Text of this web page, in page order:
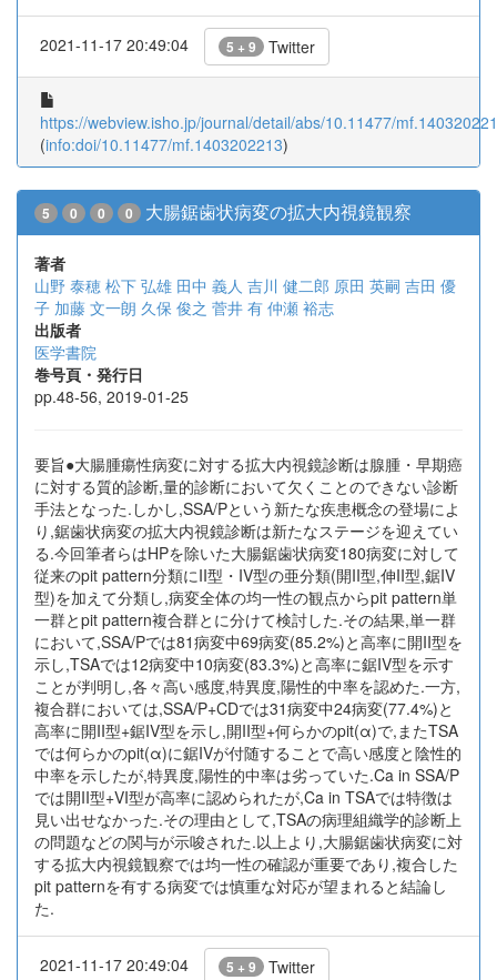
2021-11-17 20:49:04 5 + 9 Twitter
https://webview.isho.jp/journal/detail/abs/10.11477/
(info:doi/10.11477/mf.1403202213)
5 0 0 0 大腸鋸歯状病変の拡大内視鏡観察
著者
山野 泰穂 松下 弘雄 田中 義人 吉川 健二郎 原田 英嗣 吉田 優
子 加藤 文一朗 久保 俊之 菅井 有 仲瀬 裕志
出版者
医学書院
巻号頁・発行日
pp.48-56, 2019-01-25
要旨●大腸腫瘍性病変に対する拡大内視鏡診断は腺腫・早期癌
に対する質的診断,量的診断において欠くことのできない診断
手法となった.しかし,SSA/Pという新たな疾患概念の登場によ
り,鋸歯状病変の拡大内視鏡診断は新たなステージを迎えてい
る.今回筆者らはHPを除いた大腸鋸歯状病変180病変に対して
従来のpit pattern分類にII型・IV型の亜分類(開II型,伸II型,鋸IV
型)を加えて分類し,病変全体の均一性の観点からpit pattern単
一群とpit pattern複合群とに分けて検討した.その結果,単一群
において,SSA/Pでは81病変中69病変(85.2%)と高率に開II型を
示し,TSAでは12病変中10病変(83.3%)と高率に鋸IV型を示す
ことが判明し,各々高い感度,特異度,陽性的中率を認めた.一方,
複合群においては,SSA/P+CDでは31病変中24病変(77.4%)と
高率に開II型+鋸IV型を示し,開II型+何らかのpit(α)で,またTSA
では何らかのpit(α)に鋸IVが付随することで高い感度と陰性的
中率を示したが,特異度,陽性的中率は劣っていた.Ca in SSA/P
では開II型+VI型が高率に認められたが,Ca in TSAでは特徴は
見い出せなかった.その理由として,TSAの病理組織学的診断上
の問題などの関与が示唆された.以上より,大腸鋸歯状病変に対
する拡大内視鏡観察では均一性の確認が重要であり,複合した
pit patternを有する病変では慎重な対応が望まれると結論し
た.
2021-11-17 20:49:04 5 + 9 Twitter